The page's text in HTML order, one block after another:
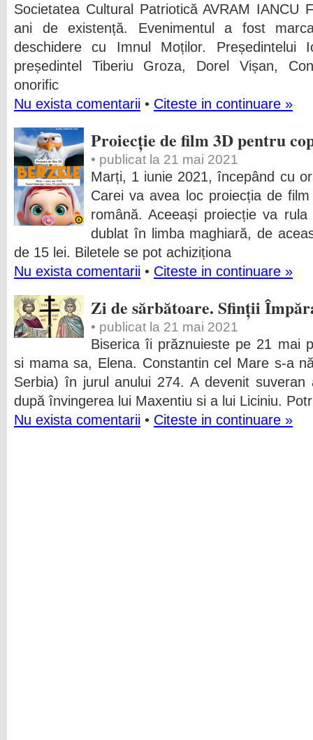
Societatea Cultural Patriotică AVRAM IANCU
ani de existență. Evenimentul a fost
deschidere cu Imnul Moților.
președintel Tiberiu Groza, Dorel Vișan,
onorific
Nu exista comentarii • Citeste in continuare »
Proiecție de film 3D pentru
• publicat la 21 mai 2021
Marți, 1 iunie 2021, începând cu
Carei va avea loc proiecția de
română. Aceeași proiecție va
dublat în limba maghiară, de
de 15 lei. Biletele se pot achiziționa
Nu exista comentarii • Citeste in continuare »
Zi de sărbătoare. Sfinții
• publicat la 21 mai 2021
Biserica îi prăznuieste pe 21 mai
si mama sa, Elena. Constantin cel Mare s-a
Serbia) în jurul anului 274. A devenit suveran
după învingerea lui Maxentiu si a lui Liciniu.
Nu exista comentarii • Citeste in continuare »